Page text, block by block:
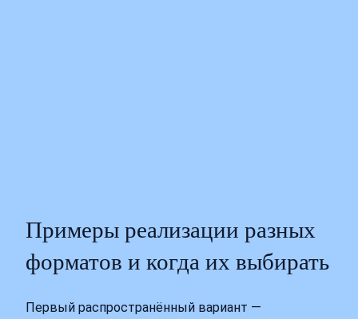
Примеры реализации разных
форматов и когда их выбирать
Первый распространённый вариант —